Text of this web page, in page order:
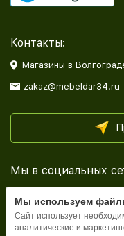
Контакты:
Магазины в
zakaz@mebeldar34.ru
Мы в социальных
Мы используем
Сайт использует
аналитические и